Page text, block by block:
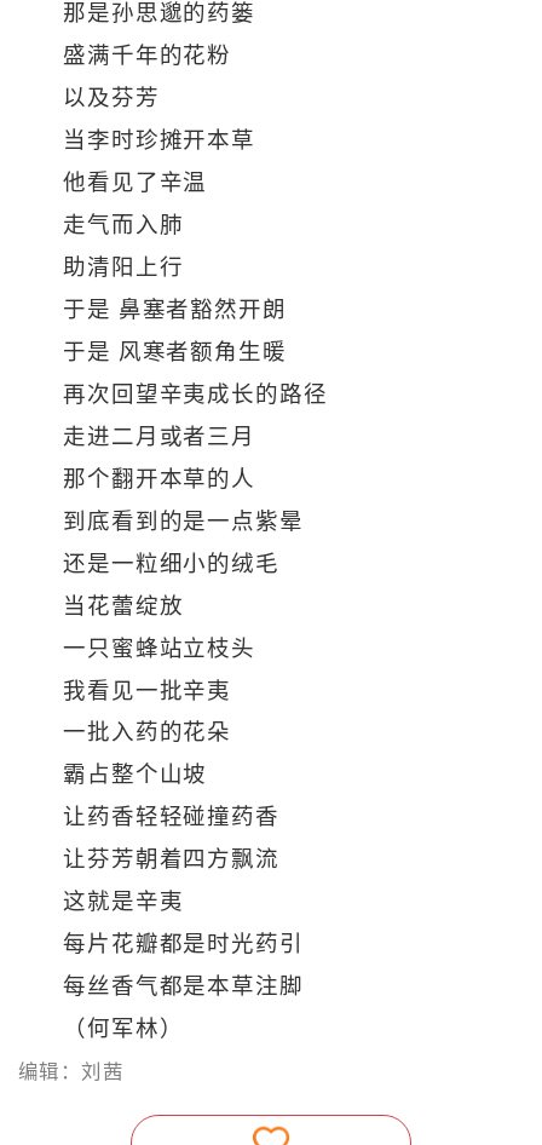
那是孙思邈的药篓
盛满千年的花粉
以及芬芳
当李时珍摊开本草
他看见了辛温
走气而入肺
助清阳上行
于是 鼻塞者豁然开朗
于是 风寒者额角生暖
再次回望辛夷成长的路径
走进二月或者三月
那个翻开本草的人
到底看到的是一点紫晕
还是一粒细小的绒毛
当花蕾绽放
一只蜜蜂站立枝头
我看见一批辛夷
一批入药的花朵
霸占整个山坡
让药香轻轻碰撞药香
让芬芳朝着四方飘流
这就是辛夷
每片花瓣都是时光药引
每丝香气都是本草注脚
（何军林）
编辑：刘茜